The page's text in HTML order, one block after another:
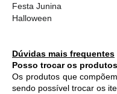
Festa Junina
Halloween
Dúvidas mais frequentes
Posso trocar os
Os produtos que
sendo possível trocar os